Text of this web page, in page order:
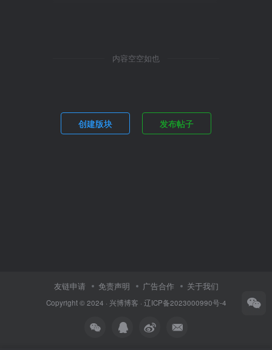
内容空空如也
创建版块 发布帖子
友链申请 免责声明 广告合作 关于我们
Copyright © 2024 · 兴博博客 · 辽ICP备2023000990号-4